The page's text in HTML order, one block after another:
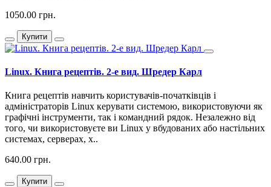
1050.00 грн.
Купити
Linux. Книга рецептів. 2-е вид. Шредер Карл
Книга рецептів навчить користувачів-початківців і
адміністраторів Linux керувати системою, використовуючи як
графічні інструменти, так і командний рядок. Незалежно від
того, чи використовуєте ви Linux у вбудованих або настільних
системах, серверах, х..
640.00 грн.
Купити